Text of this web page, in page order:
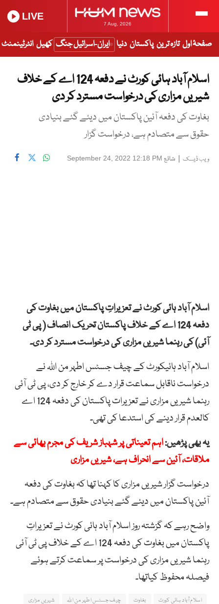
7 Aug, 2026
LIVE
صفحۂ اول تازہ ترین پاکستان دنیا ایران-اسرائیل جنگ کھیل انٹرٹینمنٹ
اسلام آباد ہائی کورٹ نے دفعہ 124 اے کے خلاف
شیریں مزاری کی درخواست مسترد کر دی
بغاوت کی دفعہ آئین پاکستان میں دیئے گئے بنیادی
حقوق سے متصادم ہے، درخواست گزار
ویب ڈیسک | شائع September 24, 2022 12:18 PM
اسلام آباد ہائی کورٹ نے تعزیراتِ پاکستان میں بغاوت کی
دفعہ 124 اے کے خلاف پاکستان تحریک انصاف ( پی ٹی
آئی) کی رہنما شیریں مزاری کی درخواست مسترد کر دی۔
اسلام آباد ہائیکورٹ کے چیف جسٹس اطہر من اللہ نے
درخواست ناقابل سماعت قرار دے کر خارج کر دی، پی ٹی آئی
رہنما شیریں مزاری نے تعزیرات پاکستان کی دفعہ 124 اے
کالعدم قرار دینے کی استدعا کی تھی۔
یہ بھی پڑھیں:اہم تعیناتی پر شہباز شریف کی مجرم بھائی سے
ملاقات، آئین سے انحراف ہے، شیریں مزاری
درخواست گزار شیریں مزاری کا کہنا تھا کہ بغاوت کی دفعہ
آئین پاکستان میں دیئے گئے بنیادی حقوق سے متصادم ہے۔
واضح رہے کہ گزشتہ روز اسلام آباد ہائی کورٹ نے تعزیراتِ
پاکستان میں بغاوت کی دفعہ 124 اے کے خلاف پی ٹی آئی
رہنما شیریں مزاری کی درخواست پر سماعت کرتے ہوئے
فیصلہ محفوظ کیاتھا۔
اسلام آباد ہائی کورٹ بغاوت چیف جسٹس اطہر من اللہ شیریں مزاری